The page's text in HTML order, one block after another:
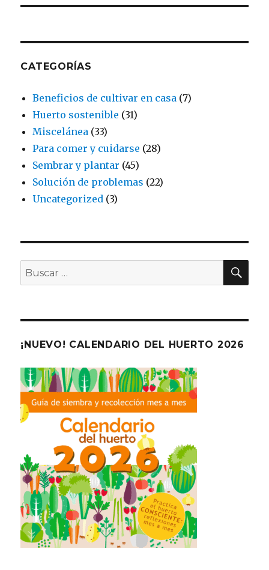
CATEGORÍAS
Beneficios de cultivar en casa (7)
Huerto sostenible (31)
Miscelánea (33)
Para comer y cuidarse (28)
Sembrar y plantar (45)
Solución de problemas (22)
Uncategorized (3)
Buscar
por:
¡NUEVO! CALENDARIO DEL HUERTO 2026